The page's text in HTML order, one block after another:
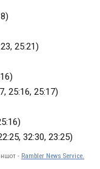
25:21)
25:16, 25:17)
32:30, 23:25)
- Rambler News Service.